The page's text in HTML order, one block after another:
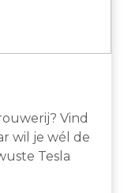
Vind
wil je wél de
Tesla